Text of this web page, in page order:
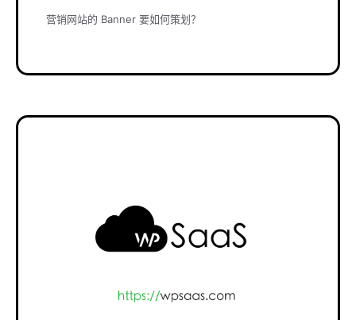
营销网站的 Banner 要如何策划？